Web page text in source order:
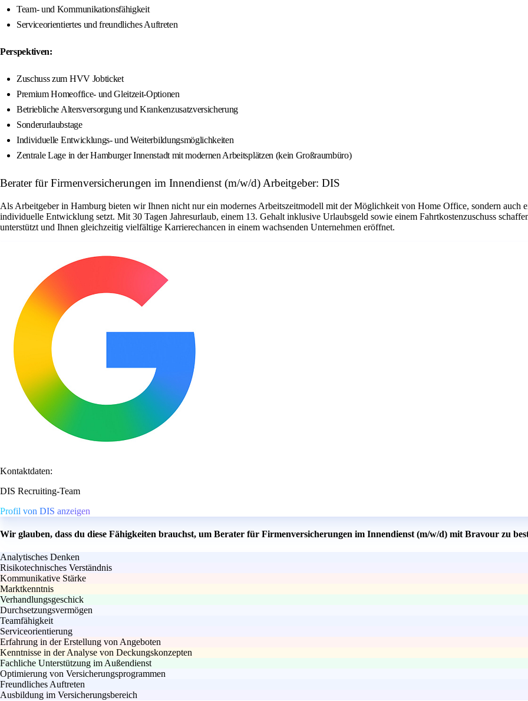
Team- und Kommunikationsfähigkeit
Serviceorientiertes und freundliches Auftreten
Perspektiven:
Zuschuss zum HVV Jobticket
Premium Homeoffice- und Gleitzeit-Optionen
Betriebliche Altersversorgung und Krankenzusatzversicherung
Sonderurlaubstage
Individuelle Entwicklungs- und Weiterbildungsmöglichkeiten
Zentrale Lage in der Hamburger Innenstadt mit modernen Arbeitsplätzen (kein Großraumbüro)
Berater für Firmenversicherungen im Innendienst (m/w/d) Arbeitgeber: DIS
Als Arbeitgeber in Hamburg bieten wir Ihnen nicht nur ein modernes Arbeitszeitmodell mit der Möglichkeit von Home Office, sondern auch
individuelle Entwicklung setzt. Mit 30 Tagen Jahresurlaub, einem 13. Gehalt inklusive Urlaubsgeld sowie einem Fahrtkostenzuschuss
unterstützt und Ihnen gleichzeitig vielfältige Karrierechancen in einem wachsenden Unternehmen eröffnet.
Kontaktdaten:
DIS Recruiting-Team
Profil von DIS anzeigen
Wir glauben, dass du diese Fähigkeiten brauchst, um Berater für Firmenversicherungen im Innendienst (m/w/d) mit Bravour zu
Analytisches Denken
Risikotechnisches Verständnis
Kommunikative Stärke
Marktkenntnis
Verhandlungsgeschick
Durchsetzungsvermögen
Teamfähigkeit
Serviceorientierung
Erfahrung in der Erstellung von Angeboten
Kenntnisse in der Analyse von Deckungskonzepten
Fachliche Unterstützung im Außendienst
Optimierung von Versicherungsprogrammen
Freundliches Auftreten
Ausbildung im Versicherungsbereich